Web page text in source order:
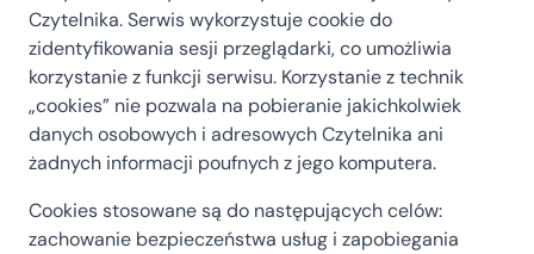
Czytelnika. Serwis wykorzystuje cookie do
zidentyfikowania sesji przeglądarki, co umożliwia
korzystanie z funkcji serwisu. Korzystanie z technik
„cookies” nie pozwala na pobieranie jakichkolwiek
danych osobowych i adresowych Czytelnika ani
żadnych informacji poufnych z jego komputera.
Cookies stosowane są do następujących celów:
zachowanie bezpieczeństwa usług i zapobiegania